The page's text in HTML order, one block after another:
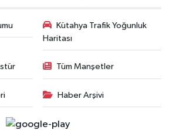
Kütahya Trafik Yoğunluk
Haritası
Tüm Manşetler
Haber Arşivi